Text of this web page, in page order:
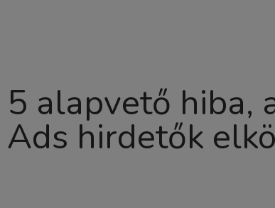
5 alapvető hiba,
Ads hirdetők